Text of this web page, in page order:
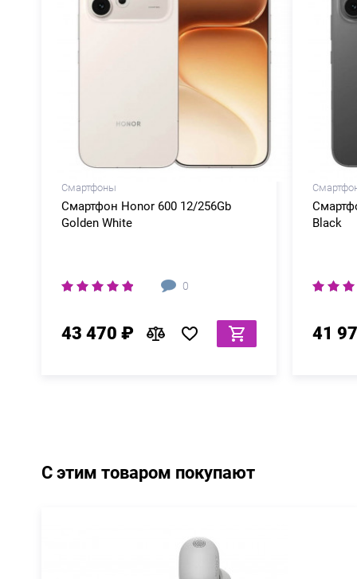
Смартфоны
Смартфон Honor 600 12/256Gb
Golden White
0
43 470 ₽
Black
41
С этим товаром покупают